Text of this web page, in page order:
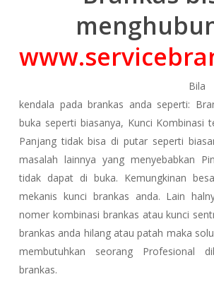
Bila
kendala pada brankas anda seperti:
buka seperti biasanya, Kunci Kombinasi
Panjang tidak bisa di putar seperti
masalah lainnya yang menyebabkan
tidak dapat di buka. Kemungkinan
mekanis kunci brankas anda. Lain
nomer kombinasi brankas atau kunci
brankas anda hilang atau patah maka
membutuhkan seorang Profesional
brankas.